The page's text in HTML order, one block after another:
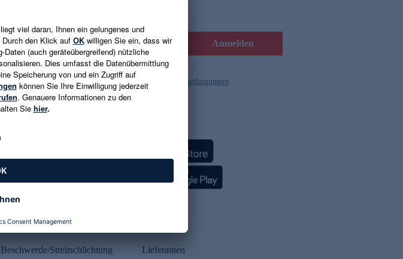
E-Mail-Adresse eingeben Anmelden
Es gelten die Datenschutzrichtlinien und die Gutscheinbedingungen
Rechtliches
Beschwerde/Streitschlichtung Lieferanten